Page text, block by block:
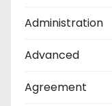
Administration
Advanced
Agreement